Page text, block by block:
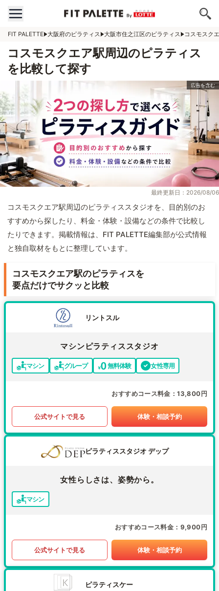
FIT PALETTE 大阪府のピラティス 大阪市住之江区のピラティス コスモスク
コスモスクエア駅周辺のピラティス
を比較して探す
最終更新日：2026/08/06
コスモスクエア駅周辺のピラティススタジオを、目的別のお
すすめから探したり、料金・体験・設備などの条件で比較し
たりできます。掲載情報は、FIT PALETTE編集部が公式情報
と独自取材をもとに整理しています。
コスモスクエア駅のピラティスを
要点だけでサクッと比較
リントスル
マシンピラティススタジオ
マシン グループ 無料体験 女性専用
おすすめコース料金 13,800円
公式サイトで見る 体験・相談予約
ピラティススタジオ デップ
女性らしさは、姿勢から。
マシン
おすすめコース料金 9,900円
公式サイトで見る 体験・相談予約
ピラティスケー